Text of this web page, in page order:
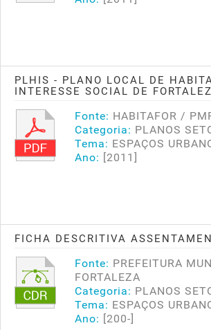
PLHIS - PLANO LOCAL DE
INTERESSE SOCIAL DE
Fonte: HABITAFOR /
Categoria: PLANOS
Tema: ESPAÇOS
Ano: [2011]
FICHA DESCRITIVA
Fonte: PREFEITURA
FORTALEZA
Categoria: PLANOS
Tema: ESPAÇOS
Ano: [200-]